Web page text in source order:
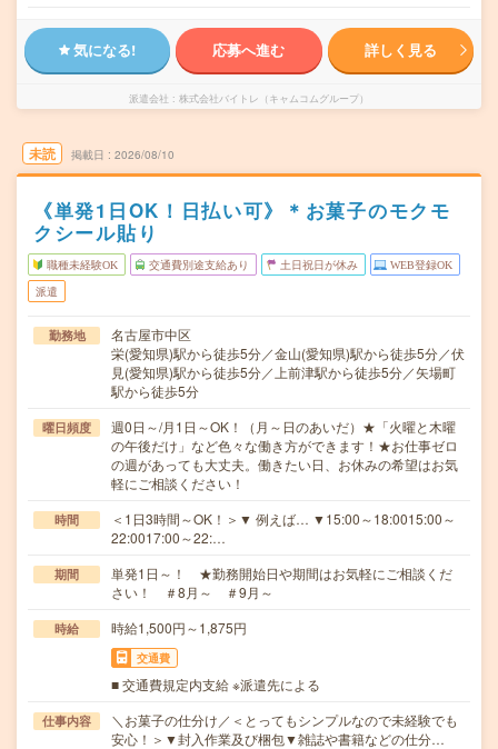
気になる! 応募へ進む 詳しく見る
派遣会社 株式会社バイトレ（キャムコムグループ）
未読 掲載日 2026/08/10
《単発1日OK！日払い可》＊お菓子のモクモ
クシール貼り
職種未経験OK 交通費別途支給あり 土日祝日が休み WEB登録OK
派遣
勤務地
名古屋市中区
栄(愛知県)駅から徒歩5分／金山(愛知県)駅から徒歩5分／伏
見(愛知県)駅から徒歩5分／上前津駅から徒歩5分／矢場町
駅から徒歩5分
曜日頻度
週0日～/月1日～OK！（月～日のあいだ）★「火曜と木曜
の午後だけ」など色々な働き方ができます！★お仕事ゼロ
の週があっても大丈夫。働きたい日、お休みの希望はお気
軽にご相談ください！
時間
＜1日3時間～OK！＞▼ 例えば… ▼15:00～18:0015:00～
22:0017:00～22:…
期間
単発1日～！ ★勤務開始日や期間はお気軽にご相談くだ
さい！ ＃8月～ ＃9月～
時給 時給1,500円～1,875円
交通費
■ 交通費規定内支給 ※派遣先による
仕事内容
＼お菓子の仕分け／＜とってもシンプルなので未経験でも
安心！＞▼封入作業及び梱包▼雑誌や書籍などの仕分…